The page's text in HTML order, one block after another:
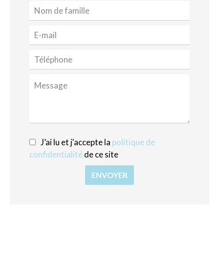
J’ai lu et j'accepte la politique de
confidentialitéde ce site
ENVOYER